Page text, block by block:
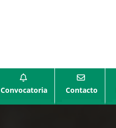
Convocatoria Contacto